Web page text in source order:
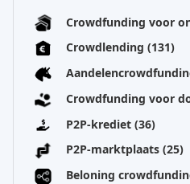
Crowdfunding voor
Crowdlending (131)
Crowdfunding voor
P2P-krediet (36)
P2P-marktplaats (25)
Beloning